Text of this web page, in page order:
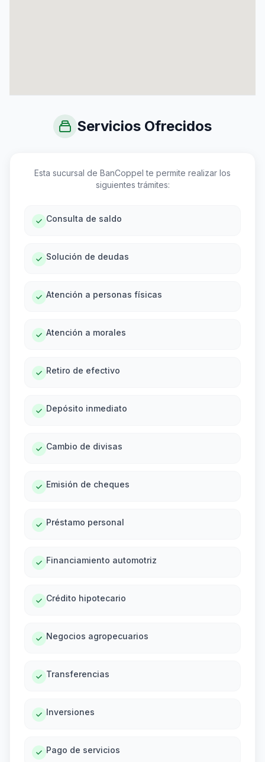
Servicios Ofrecidos
Esta sucursal de BanCoppel te permite realizar los
siguientes trámites:
Consulta de saldo
Solución de deudas
Atención a personas físicas
Atención a morales
Retiro de efectivo
Depósito inmediato
Cambio de divisas
Emisión de cheques
Préstamo personal
Financiamiento automotriz
Crédito hipotecario
Negocios agropecuarios
Transferencias
Inversiones
Pago de servicios